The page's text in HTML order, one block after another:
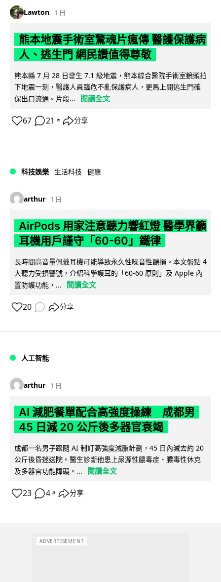
Lawton 1 日
熊本地震手術室驚魂片瘋傳 醫護保護病
人、逃生門 網民讚值得尊敬
熊本縣 7 月 28 日發生 7.1 級地震，熊本綜合醫院手術室鏡頭拍
下地震一刻，醫護人員臨危不亂保護病人，更馬上開逃生門確
保出口流通。片段...
閱讀全文
67 21 ↗ 分享
科技娛樂 生活科技 健康
arthur 1 日
AirPods 用家注意聽力響紅燈 醫學界籲
耳機用戶謹守「60-60」鐵律
長時間高音量佩戴耳機可能導致永久性噪音性聽損。本文盤點 4
大聽力受損警號，介紹科學護耳的「60-60 原則」及 Apple 內
置防護功能，...
閱讀全文
20 分享
人工智能
arthur 1 日
AI 減肥餐單配合高強度操練 成都男
45 日減 20 公斤後多器官衰竭
成都一名男子跟隨 AI 制訂高強度減脂計劃，45 日內減去約 20
公斤後昏迷送院。醫生診斷他患上尿源性膿毒症、膿毒性休克
及多器官功能障礙。...
閱讀全文
23 4 ↗ 分享
ADVERTISEMENT